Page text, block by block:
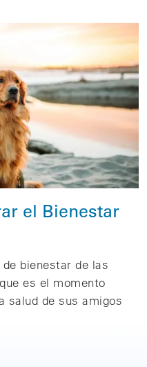
el Bienestar
bienestar de las
es el momento
salud de sus amigos